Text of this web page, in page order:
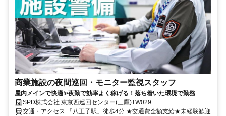
商業施設の夜間巡回・モニター監視スタッフ
屋内メインで快適✨夜勤で効率よく稼げる！落ち着いた環境で勤務
SPD株式会社 東京西巡回センター(三鷹)TW029
交通・アクセス 「八王子駅」徒歩4分 ★交通費全額支給★未経験歓迎